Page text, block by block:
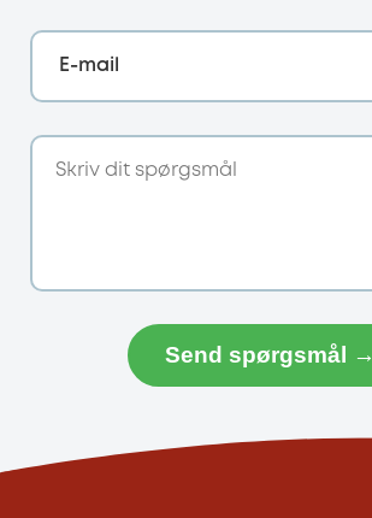
E-mail
Send spørgsmål →